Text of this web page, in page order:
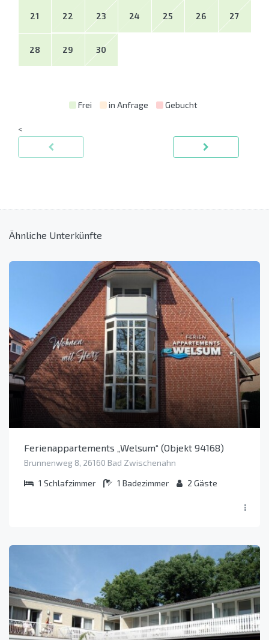
21 22 23 24 25 26 27
28 29 30
Frei in Anfrage Gebucht
<
Ähnliche Unterkünfte
Ferienappartements „Welsum“ (Objekt 94168)
Brunnenweg 8, 26160 Bad Zwischenahn
1 Schlafzimmer 1 Badezimmer 2 Gäste